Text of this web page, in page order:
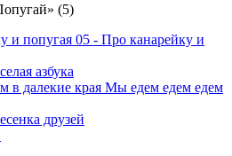
(5)
05 - Про канарейку и
азбука
Мы едем едем едем
друзей